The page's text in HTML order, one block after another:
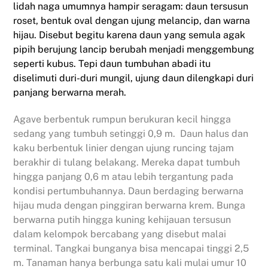
lidah naga umumnya hampir seragam: daun tersusun
roset, bentuk oval dengan ujung melancip, dan warna
hijau. Disebut begitu karena daun yang semula agak
pipih berujung lancip berubah menjadi menggembung
seperti kubus. Tepi daun tumbuhan abadi itu
diselimuti duri-duri mungil, ujung daun dilengkapi duri
panjang berwarna merah.
Agave berbentuk rumpun berukuran kecil hingga
sedang yang tumbuh setinggi 0,9 m. Daun halus dan
kaku berbentuk linier dengan ujung runcing tajam
berakhir di tulang belakang. Mereka dapat tumbuh
hingga panjang 0,6 m atau lebih tergantung pada
kondisi pertumbuhannya. Daun berdaging berwarna
hijau muda dengan pinggiran berwarna krem. Bunga
berwarna putih hingga kuning kehijauan tersusun
dalam kelompok bercabang yang disebut malai
terminal. Tangkai bunganya bisa mencapai tinggi 2,5
m. Tanaman hanya berbunga satu kali mulai umur 10